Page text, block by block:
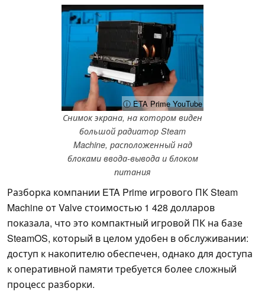
ⓘ ETA Prime YouTube
Снимок экрана, на котором виден
большой радиатор Steam
Machine, расположенный над
блоками ввода-вывода и блоком
питания
Разборка компании ETA Prime игрового ПК Steam
Machine от Valve стоимостью 1 428 долларов
показала, что это компактный игровой ПК на базе
SteamOS, который в целом удобен в обслуживании:
доступ к накопителю обеспечен, однако для доступа
к оперативной памяти требуется более сложный
процесс разборки.